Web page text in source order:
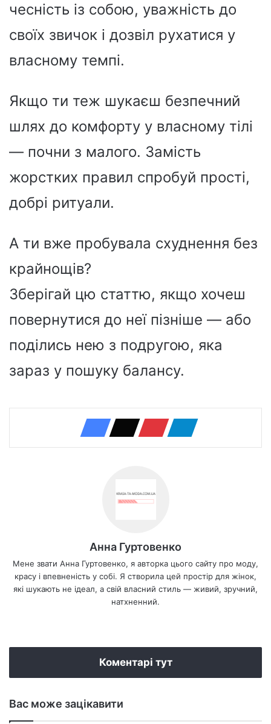
чесність із собою, уважність до
своїх звичок і дозвіл рухатися у
власному темпі.
Якщо ти теж шукаєш безпечний
шлях до комфорту у власному тілі
— почни з малого. Замість
жорстких правил спробуй прості,
добрі ритуали.
А ти вже пробувала схуднення без
крайнощів?
Зберігай цю статтю, якщо хочеш
повернутися до неї пізніше — або
поділись нею з подругою, яка
зараз у пошуку балансу.
Анна Гуртовенко
Мене звати Анна Гуртовенко, я авторка цього сайту про моду,
красу і впевненість у собі. Я створила цей простір для жінок,
які шукають не ідеал, а свій власний стиль — живий, зручний,
натхненний.
te
Коментарі тут
Вас може зацікавити